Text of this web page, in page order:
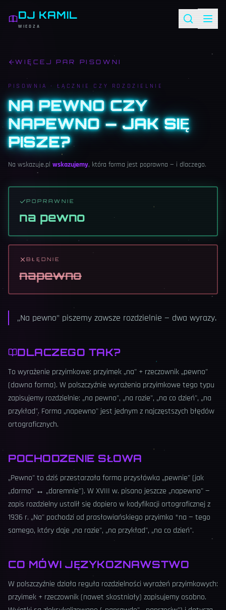
DJ KAMIL
WIEDZA
WIĘCEJ PAR PISOWNI
PISOWNIA · ŁĄCZNIE CZY ROZDZIELNIE
NA PEWNO CZY
NAPEWNO — JAK SIĘ
PISZE?
Na wskazuje.pl wskazujemy, która forma jest poprawna — i dlaczego.
POPRAWNIE
na pewno
BŁĘDNIE
napewno
„Na pewno" piszemy zawsze rozdzielnie — dwa wyrazy.
DLACZEGO TAK?
To wyrażenie przyimkowe: przyimek „na" + rzeczownik „pewno"
(dawna forma). W polszczyźnie wyrażenia przyimkowe tego typu
zapisujemy rozdzielnie: „na pewno", „na razie", „na co dzień", „na
przykład". Forma „napewno" jest jednym z najczęstszych błędów
ortograficznych.
POCHODZENIE SŁOWA
„Pewno" to dziś przestarzała forma przysłówka „pewnie" (jak
„darmo" ↔ „daremnie"). W XVIII w. pisano jeszcze „napewno" —
zapis rozdzielny ustalił się dopiero w kodyfikacji ortograficznej z
1936 r. „Na" pochodzi od prasłowiańskiego przyimka *na — tego
samego, który daje „na razie", „na przykład", „na co dzień".
CO MÓWI JĘZYKOZNAWSTWO
W polszczyźnie działa reguła rozdzielności wyrażeń przyimkowych:
przyimek + rzeczownik (nawet skostniały) zapisujemy osobno.